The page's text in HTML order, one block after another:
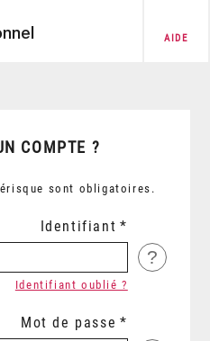
AIDE
COMPTE ?
sont obligatoires.
Identifiant
?
Identifiant oublié ?
Mot de passe